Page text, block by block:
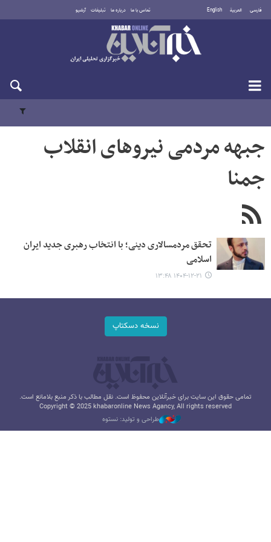
فارسی العربية English تماس با ما درباره ما تبلیغات آرشیو
پنجشنبه ۱۵ مرداد ۱۴۰۵
جبهه مردمی نیروهای انقلاب
جمنا
تحقق مردمسالاری دینی؛ با انتخاب رهبری جدید ایران
اسلامی
۱۴۰۴-۱۲-۲۱ ۱۳:۴۸
نسخه دسکتاپ
تمامی حقوق این سایت برای خبرآنلاین محفوظ است. نقل مطالب با ذکر منبع بلامانع است.
Copyright © 2025 khabaronline News Agancy, All rights reserved
طراحی و تولید: نستوه